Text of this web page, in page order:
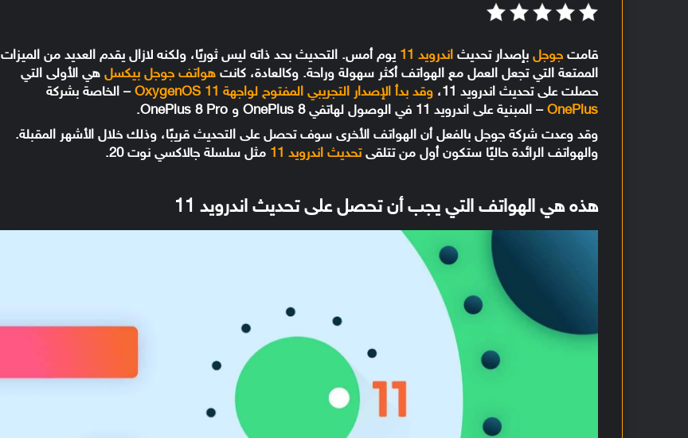
قامتجوجل بإصدار تحديثاندرويد 11
يوم أمس. التحديث بحد ذاته ليس ثوريًا، ولكنه لازال يقدم العديد من الميزات
الممتعة التي تجعل العمل مع الهواتف أكثر سهولة وراحة. وكالعادة، كانتهواتف جوجل بيكسل هي الأولى التي
حصلت على تحديث اندرويد 11،
وقد بدأ الإصدار التجريبي المفتوح لواجهة OxygenOS 11
– الخاصة بشركة
OnePlus – المبنية على اندرويد 11 في الوصول لهاتفي OnePlus 8 و OnePlus 8 Pro.
وقد وعدت شركة جوجل بالفعل أن الهواتف الأخرى سوف تحصل على التحديث قريبًا، وذلك خلال الأشهر المقبلة.
والهواتف الرائدة حاليًا ستكون أول من تتلقىتحديث اندرويد 11 مثل سلسلة جالاكسي نوت 20.
هذه هي الهواتف التي يجب أن تحصل على تحديث اندرويد 11